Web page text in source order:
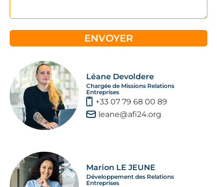
Léane Devoldere
Chargée de Missions Relations
Entreprises
+33 07 79 68 00 89
leane@afi24.org
Marion LE JEUNE
Développement des Relations
Entreprises